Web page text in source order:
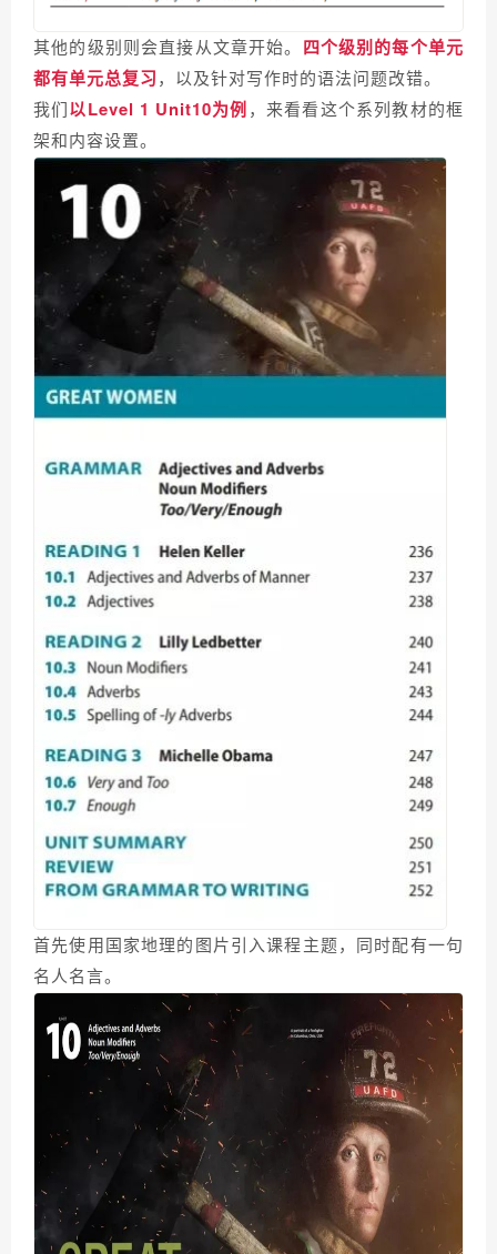
其他的级别则会直接从文章开始。 四个级别的每个单元
都有单元总复习，以及针对写作时的语法问题改错。
我们以Level 1 Unit10为例，来看看这个系列教材的框
架和内容设置。
首先使用国家地理的图片引入课程主题，同时配有一句
名人名言。